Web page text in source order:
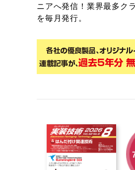
ニアへ発信！業界最多ク
を毎月発行。